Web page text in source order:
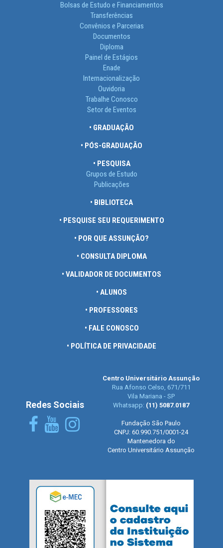
Bolsas de Estudo e Financiamentos
Transferências
Convênios e Parcerias
Documentos
Diploma
Painel de Estágios
Enade
Internacionalização
Ouvidoria
Trabalhe Conosco
Setor de Eventos
• GRADUAÇÃO
• PÓS-GRADUAÇÃO
• PESQUISA
Grupos de Estudo
Publicações
• BIBLIOTECA
• PESQUISE SEU REQUERIMENTO
• POR QUE ASSUNÇÃO?
• CONSULTA DIPLOMA
• VALIDADOR DE DOCUMENTOS
• ALUNOS
• PROFESSORES
• FALE CONOSCO
• POLÍTICA DE PRIVACIDADE
Redes Sociais
Centro Universitário Assunção
Rua Afonso Celso, 671/711
Vila Mariana - SP
Whatsapp: (11) 5087.0187
Fundação São Paulo
CNPJ: 60.990.751/0001-24
Mantenedora do
Centro Universitário Assunção